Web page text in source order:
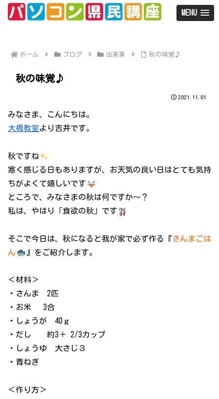
MENU
ホーム ブログ 出来事 秋の味覚♪
秋の味覚♪
2021.11.01
みなさま、こんにちは。
大橋教室より吉井です。
秋ですね
寒く感じる日もありますが、お天気の良い日はとても気持
ちがよくて嬉しいです
ところで、みなさまの秋は何ですか～？
私は、やはり「食欲の秋」です
そこで今日は、秋になると我が家で必ず作る『さんまごは
ん
』をご紹介します。
＜材料＞
・さんま 2匹
・お米 3合
・しょうが 40ｇ
・だし 約3＋ 2/3カップ
・しょうゆ 大さじ３
・青ねぎ
＜作り方＞